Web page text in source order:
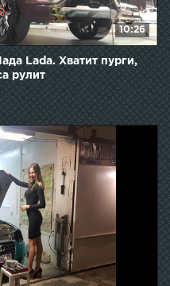
10:26
Lada. Хватит пурги,
рулит